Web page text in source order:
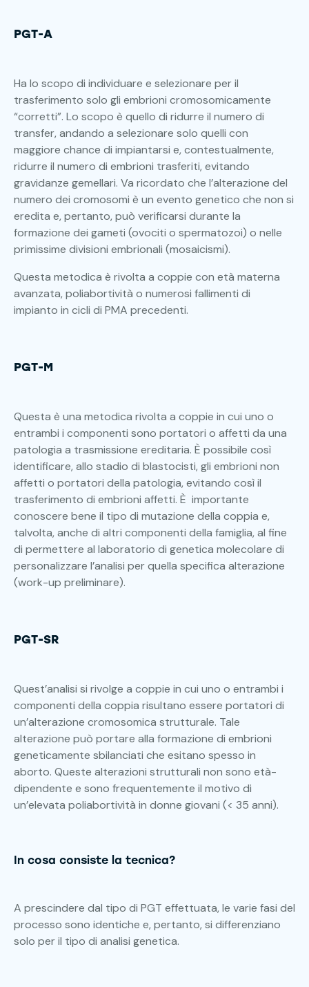
PGT-A
Ha lo scopo di individuare e selezionare per il
trasferimento solo gli embrioni cromosomicamente
“corretti”. Lo scopo è quello di ridurre il numero di
transfer, andando a selezionare solo quelli con
maggiore chance di impiantarsi e, contestualmente,
ridurre il numero di embrioni trasferiti, evitando
gravidanze gemellari. Va ricordato che l’alterazione del
numero dei cromosomi è un evento genetico che non si
eredita e, pertanto, può verificarsi durante la
formazione dei gameti (ovociti o spermatozoi) o nelle
primissime divisioni embrionali (mosaicismi).
Questa metodica è rivolta a coppie con età materna
avanzata, poliabortività o numerosi fallimenti di
impianto in cicli di PMA precedenti.
PGT-M
Questa è una metodica rivolta a coppie in cui uno o
entrambi i componenti sono portatori o affetti da una
patologia a trasmissione ereditaria. È possibile così
identificare, allo stadio di blastocisti, gli embrioni non
affetti o portatori della patologia, evitando così il
trasferimento di embrioni affetti. È importante
conoscere bene il tipo di mutazione della coppia e,
talvolta, anche di altri componenti della famiglia, al fine
di permettere al laboratorio di genetica molecolare di
personalizzare l’analisi per quella specifica alterazione
(work-up preliminare).
PGT-SR
Quest’analisi si rivolge a coppie in cui uno o entrambi i
componenti della coppia risultano essere portatori di
un’alterazione cromosomica strutturale. Tale
alterazione può portare alla formazione di embrioni
geneticamente sbilanciati che esitano spesso in
aborto. Queste alterazioni strutturali non sono età-
dipendente e sono frequentemente il motivo di
un’elevata poliabortività in donne giovani (< 35 anni).
In cosa consiste la tecnica?
A prescindere dal tipo di PGT effettuata, le varie fasi del
processo sono identiche e, pertanto, si differenziano
solo per il tipo di analisi genetica.